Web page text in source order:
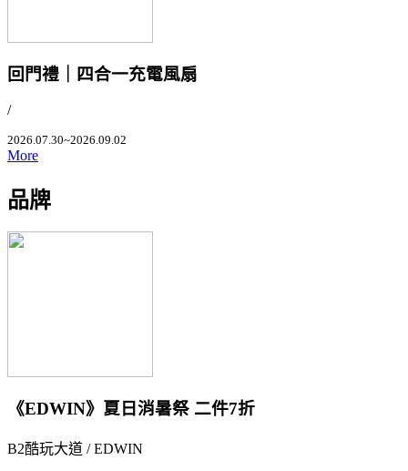
回門禮｜四合一充電風扇
/
2026.07.30~2026.09.02
More
品牌
《EDWIN》夏日消暑祭 二件7折
B2酷玩大道 / EDWIN